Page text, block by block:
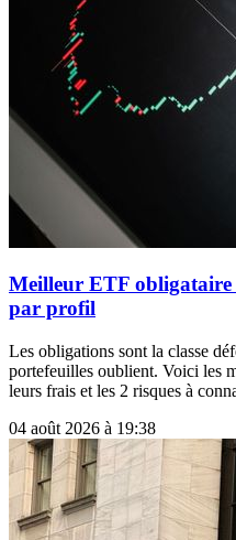
Meilleur ETF
par profil
Les obligations sont la classe
portefeuilles oublient. Voici les
leurs frais et les 2 risques à
04 août 2026 à 19:38